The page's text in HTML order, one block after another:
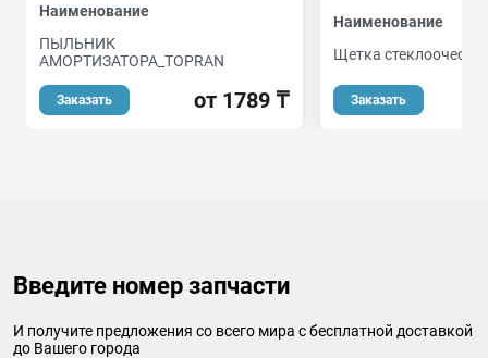
Наименование
ПЫЛЬНИК
АМОРТИЗАТОРА_TOPRAN
Заказать от 1789 ₸
Наименование
Щетка
Заказать
Введите номер запчасти
И получите предложения со всего мира с бесплатной доставкой
до Вашего города